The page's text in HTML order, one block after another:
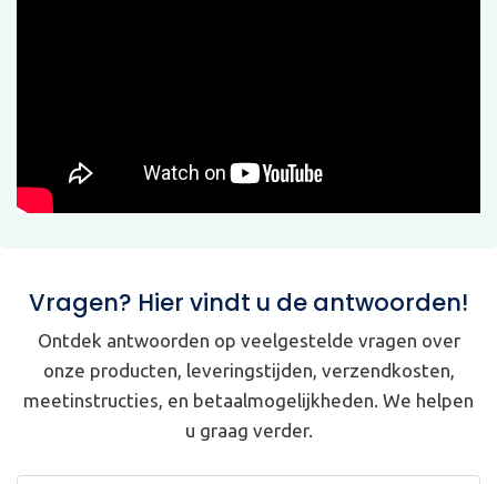
Vragen? Hier vindt u de antwoorden!
Ontdek antwoorden op veelgestelde vragen over
onze producten, leveringstijden, verzendkosten,
meetinstructies, en betaalmogelijkheden. We helpen
u graag verder.